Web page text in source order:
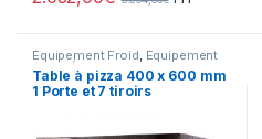
Équipement Froid Équipement
Froid Équipement Froid
Snack ,Snack/Pizza/Sucrée ,
Sucrée
Table à pizza 400 x 600 mm
1 Porte et 7 tiroirs